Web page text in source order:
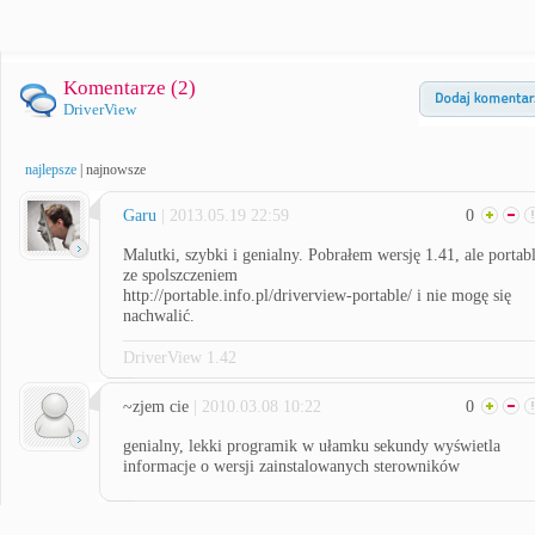
Komentarze (2)
DriverView
najlepsze najnowsze
Garu | 2013.05.19 22:59 0
Malutki, szybki i genialny. Pobrałem wersję 1.41, ale
ze spolszczeniem
http://portable.info.pl/driverview-portable/ i nie mogę się
nachwalić.
DriverView 1.42
~zjem cie | 2010.03.08 10:22 0
genialny, lekki programik w ułamku sekundy wyświetla
informacje o wersji zainstalowanych sterowników